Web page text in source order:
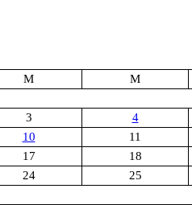
M M
3
4
10
11
17
18
24
25